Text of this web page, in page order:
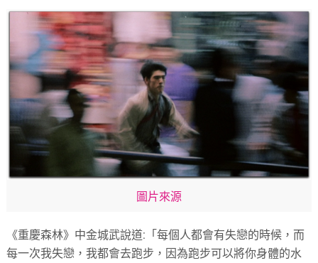
圖片來源
《重慶森林》中金城武說道:「每個人都會有失戀的時候，而
每一次我失戀，我都會去跑步，因為跑步可以將你身體的水